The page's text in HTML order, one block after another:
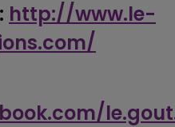
http://www.le-